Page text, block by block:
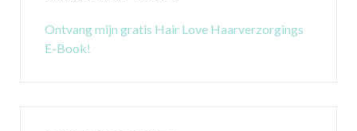
Ontvang mijn gratis Hair Love Haarverzorgings
E-Book!